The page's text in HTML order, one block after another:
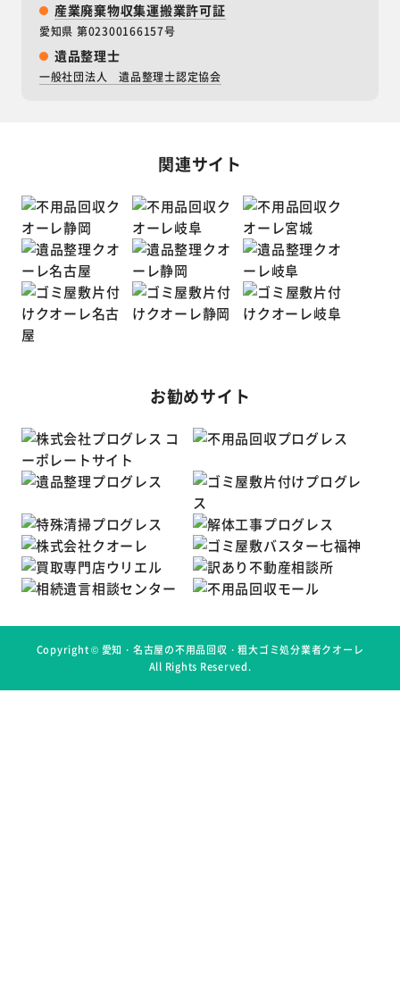
産業廃棄物収集運搬業許可証
愛知県 第02300166157号
遺品整理士
一般社団法人 遺品整理士認定協会
関連サイト
お勧めサイト
Copyright © 愛知・名古屋の不用品回収・粗大ゴミ処分業者クオーレ
All Rights Reserved.